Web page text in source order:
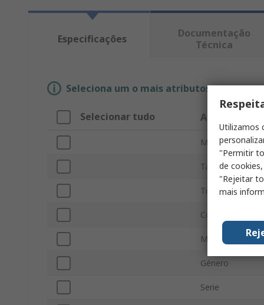
Especificações
Documentação
Técnica
Seleciona um o mais atributos para
Selecionar tudo Atributo
Marca
Tamaño
Tipo de
Color
Material
Género
Serie
Utilizamos
"Permitir
de
"Rejeitar
mais